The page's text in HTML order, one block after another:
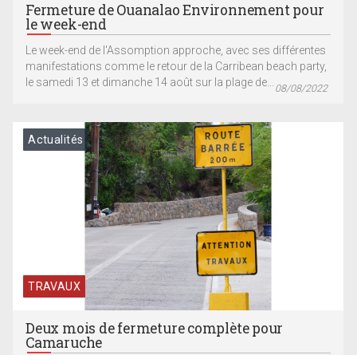
Fermeture de Ouanalao Environnement pour
le week-end
Le week-end de l'Assomption approche, avec ses différentes
manifestations comme le retour de la Carribean beach party,
le samedi 13 et dimanche 14 août sur la plage de... 08/08/2022
TRAVAUX
Actualités
Deux mois de fermeture complète pour
Camaruche